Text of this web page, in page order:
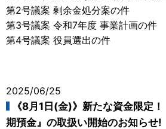
第2号議案 剰余金処分案の件
第3号議案 令和7年度 事業計画の件
第4号議案 役員選出の件
2025/06/25
《8月1日(金)》新たな資金限定
期預金』の取扱い開始のお知らせ!